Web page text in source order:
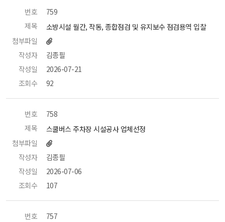
번호
759
제목
소방시설 월간, 작동, 종합점검 및 유지보수 점검용역 입찰
첨부파일
작성자
김종필
작성일
2026-07-21
조회수
92
번호
758
제목
스쿨버스 주차장 시설공사 업체선정
첨부파일
작성자
김종필
작성일
2026-07-06
조회수
107
번호
757